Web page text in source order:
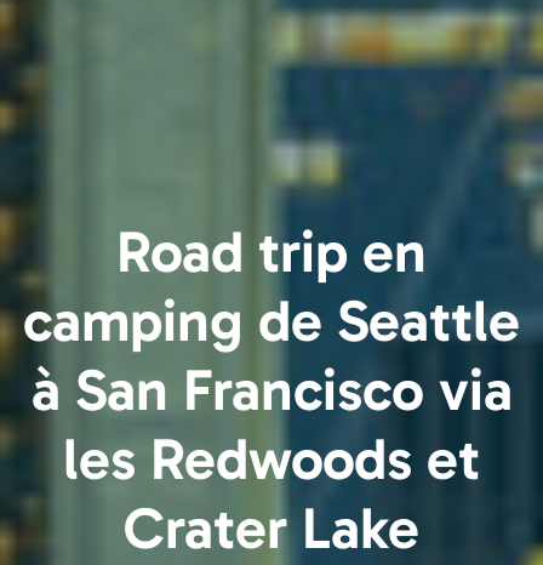
Road trip en
camping de Seattle
à San Francisco via
les Redwoods et
Crater Lake